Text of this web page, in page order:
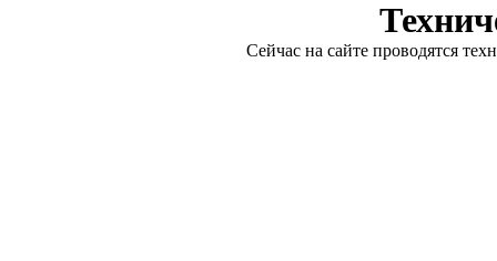
Сейчас на сайте проводятся